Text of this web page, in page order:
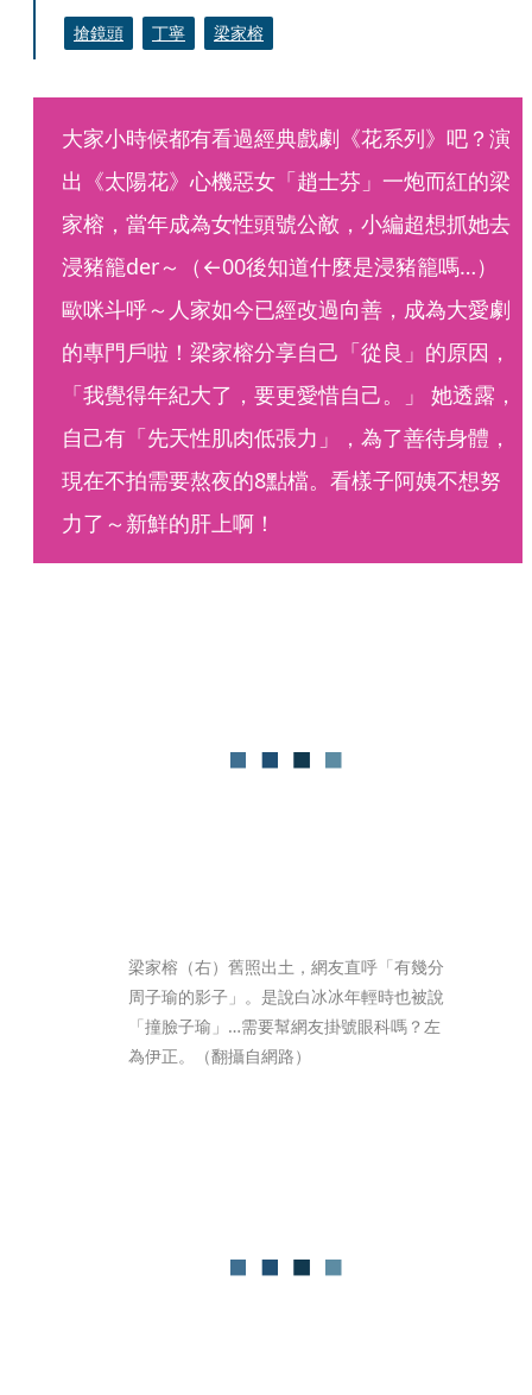
搶鏡頭 丁寧 梁家榕
大家小時候都有看過經典戲劇《花系列》吧？演
出《太陽花》心機惡女「趙士芬」一炮而紅的梁
家榕，當年成為女性頭號公敵，小編超想抓她去
浸豬籠der～（←00後知道什麼是浸豬籠嗎…）
歐咪斗呼～人家如今已經改過向善，成為大愛劇
的專門戶啦！梁家榕分享自己「從良」的原因，
「我覺得年紀大了，要更愛惜自己。」 她透露，
自己有「先天性肌肉低張力」，為了善待身體，
現在不拍需要熬夜的8點檔。看樣子阿姨不想努
力了～新鮮的肝上啊！
梁家榕（右）舊照出土，網友直呼「有幾分
周子瑜的影子」。是說白冰冰年輕時也被說
「撞臉子瑜」…需要幫網友掛號眼科嗎？左
為伊正。（翻攝自網路）